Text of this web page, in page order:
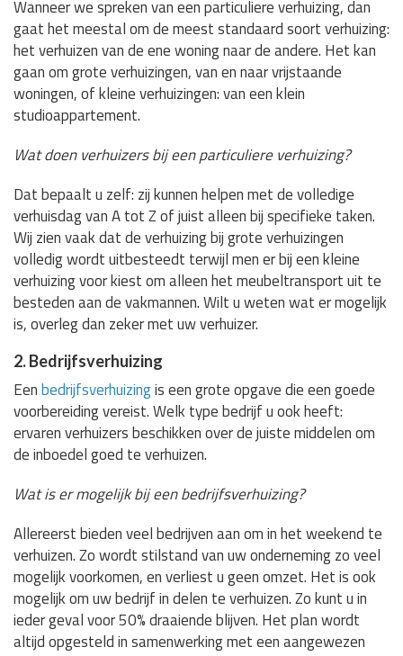
Wanneer we spreken van een particuliere verhuizing, dan
gaat het meestal om de meest standaard soort verhuizing:
het verhuizen van de ene woning naar de andere. Het kan
gaan om grote verhuizingen, van en naar vrijstaande
woningen, of kleine verhuizingen: van een klein
studioappartement.
Wat doen verhuizers bij een particuliere verhuizing?
Dat bepaalt u zelf: zij kunnen helpen met de volledige
verhuisdag van A tot Z of juist alleen bij specifieke taken.
Wij zien vaak dat de verhuizing bij grote verhuizingen
volledig wordt uitbesteedt terwijl men er bij een kleine
verhuizing voor kiest om alleen het meubeltransport uit te
besteden aan de vakmannen. Wilt u weten wat er mogelijk
is, overleg dan zeker met uw verhuizer.
2. Bedrijfsverhuizing
Eenbedrijfsverhuizingis een grote opgave die een goede
voorbereiding vereist. Welk type bedrijf u ook heeft:
ervaren verhuizers beschikken over de juiste middelen om
de inboedel goed te verhuizen.
Wat is er mogelijk bij een bedrijfsverhuizing?
Allereerst bieden veel bedrijven aan om in het weekend te
verhuizen. Zo wordt stilstand van uw onderneming zo veel
mogelijk voorkomen, en verliest u geen omzet. Het is ook
mogelijk om uw bedrijf in delen te verhuizen. Zo kunt u in
ieder geval voor 50% draaiende blijven. Het plan wordt
altijd opgesteld in samenwerking met een aangewezen